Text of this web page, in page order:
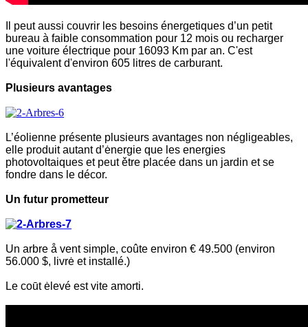
Il peut aussi couvrir les besoins énergetiques d’un petit
bureau à faible consommation pour 12 mois ou recharger
une voiture électrique pour 16093 Km par an. C'est
l'équivalent d'environ 605 litres de carburant.
Plusieurs avantages
L’éolienne présente plusieurs avantages non négligeables,
elle produit autant d’ėnergie que les energies
photovoltaiques et peut ětre placée dans un jardin et se
fondre dans le décor.
Un futur prometteur
Un arbre å vent simple, coûte environ € 49.500 (environ
56.000 $, livrė et installé.)
Le coūt ėlevé est vite amorti.